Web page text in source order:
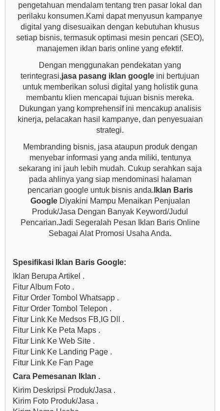
pengetahuan mendalam tentang tren pasar lokal dan
perilaku konsumen.Kami dapat menyusun kampanye
digital yang disesuaikan dengan kebutuhan khusus
setiap bisnis, termasuk optimasi mesin pencari (SEO),
manajemen iklan baris online yang efektif.
Dengan menggunakan pendekatan yang
terintegrasi,jasa pasang iklan google ini bertujuan
untuk memberikan solusi digital yang holistik guna
membantu klien mencapai tujuan bisnis mereka.
Dukungan yang komprehensif ini mencakup analisis
kinerja, pelacakan hasil kampanye, dan penyesuaian
strategi.
Membranding bisnis, jasa ataupun produk dengan
menyebar informasi yang anda miliki, tentunya
sekarang ini jauh lebih mudah. Cukup serahkan saja
pada ahlinya yang siap mendominasi halaman
pencarian google untuk bisnis anda. Iklan Baris
Google Diyakini Mampu Menaikan Penjualan
Produk/Jasa Dengan Banyak Keyword/Judul
Pencarian.Jadi Segeralah Pesan Iklan Baris Online
Sebagai Alat Promosi Usaha Anda.
Spesifikasi Iklan Baris Google:
Iklan Berupa Artikel .
Fitur Album Foto .
Fitur Order Tombol Whatsapp .
Fitur Order Tombol Telepon .
Fitur Link Ke Medsos FB,IG Dll .
Fitur Link Ke Peta Maps .
Fitur Link Ke Web Site .
Fitur Link Ke Landing Page .
Fitur Link Ke Fan Page
Cara Pemesanan Iklan .
Kirim Deskripsi Produk/Jasa .
Kirim Foto Produk/Jasa .